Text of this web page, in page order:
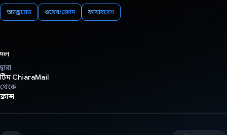
অ্যান্ড্রয়েড ওয়েব/ক্রোম ফায়ারবেস
দল
দ্বারা
টিম ChiaraMail
থেকে
ফ্রান্স